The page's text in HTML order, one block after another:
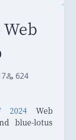
Web
访问量
624
2024Web
blue-lotus